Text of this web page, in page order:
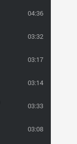
04:36
03:32
03:17
03:14
03:33
03:08